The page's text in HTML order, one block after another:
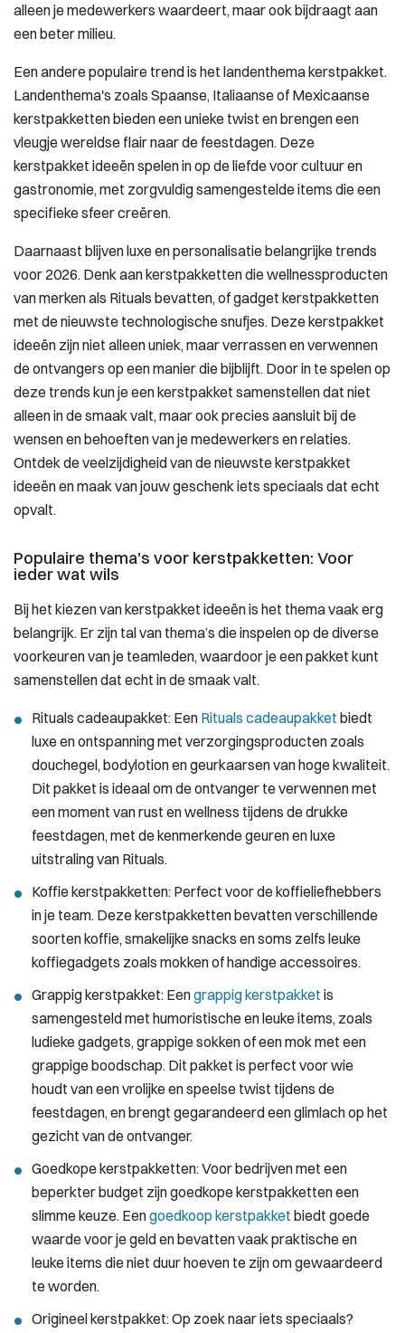
alleen je medewerkers waardeert, maar ook bijdraagt aan
een beter milieu.
Een andere populaire trend is het landenthema kerstpakket.
Landenthema's zoals Spaanse, Italiaanse of Mexicaanse
kerstpakketten bieden een unieke twist en brengen een
vleugje wereldse flair naar de feestdagen. Deze
kerstpakket ideeën spelen in op de liefde voor cultuur en
gastronomie, met zorgvuldig samengestelde items die een
specifieke sfeer creëren.
Daarnaast blijven luxe en personalisatie belangrijke trends
voor 2026. Denk aan kerstpakketten die wellnessproducten
van merken als Rituals bevatten, of gadget kerstpakketten
met de nieuwste technologische snufjes. Deze kerstpakket
ideeën zijn niet alleen uniek, maar verrassen en verwennen
de ontvangers op een manier die bijblijft. Door in te spelen op
deze trends kun je een kerstpakket samenstellen dat niet
alleen in de smaak valt, maar ook precies aansluit bij de
wensen en behoeften van je medewerkers en relaties.
Ontdek de veelzijdigheid van de nieuwste kerstpakket
ideeën en maak van jouw geschenk iets speciaals dat echt
opvalt.
Populaire thema's voor kerstpakketten: Voor
ieder wat wils
Bij het kiezen van kerstpakket ideeën is het thema vaak erg
belangrijk. Er zijn tal van thema’s die inspelen op de diverse
voorkeuren van je teamleden, waardoor je een pakket kunt
samenstellen dat echt in de smaak valt.
Rituals cadeaupakket: Een Rituals cadeaupakket biedt
luxe en ontspanning met verzorgingsproducten zoals
douchegel, bodylotion en geurkaarsen van hoge kwaliteit.
Dit pakket is ideaal om de ontvanger te verwennen met
een moment van rust en wellness tijdens de drukke
feestdagen, met de kenmerkende geuren en luxe
uitstraling van Rituals.
Koffie kerstpakketten: Perfect voor de koffieliefhebbers
in je team. Deze kerstpakketten bevatten verschillende
soorten koffie, smakelijke snacks en soms zelfs leuke
koffiegadgets zoals mokken of handige accessoires.
Grappig kerstpakket: Eengrappig kerstpakket is
samengesteld met humoristische en leuke items, zoals
ludieke gadgets, grappige sokken of een mok met een
grappige boodschap. Dit pakket is perfect voor wie
houdt van een vrolijke en speelse twist tijdens de
feestdagen, en brengt gegarandeerd een glimlach op het
gezicht van de ontvanger.
Goedkope kerstpakketten: Voor bedrijven met een
beperkter budget zijn goedkope kerstpakketten een
slimme keuze. Eengoedkoop kerstpakket biedt goede
waarde voor je geld en bevatten vaak praktische en
leuke items die niet duur hoeven te zijn om gewaardeerd
te worden.
Origineel kerstpakket: Op zoek naar iets speciaals?